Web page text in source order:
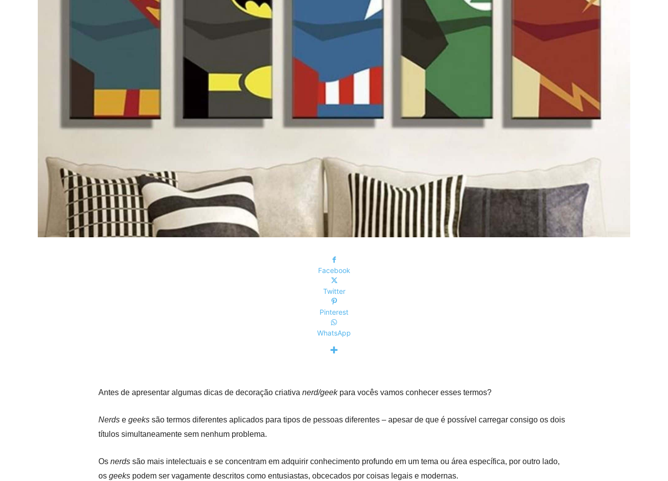
Facebook
Twitter
Pinterest
WhatsApp
Antes de apresentar algumas dicas de decoração criativa nerd/geekpara vocês vamos conhecer esses termos?
Nerds e geeks são termos diferentes aplicados para tipos de pessoas diferentes – apesar de que é possível carregar consigo os dois
títulos simultaneamente sem nenhum problema.
Os nerds são mais intelectuais e se concentram em adquirir conhecimento profundo em um tema ou área específica, por outro lado,
os geeks podem ser vagamente descritos como entusiastas, obcecados por coisas legais e modernas.